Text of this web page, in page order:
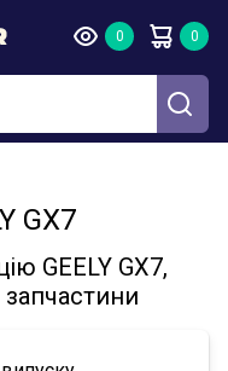
GX7
GEELY GX7,